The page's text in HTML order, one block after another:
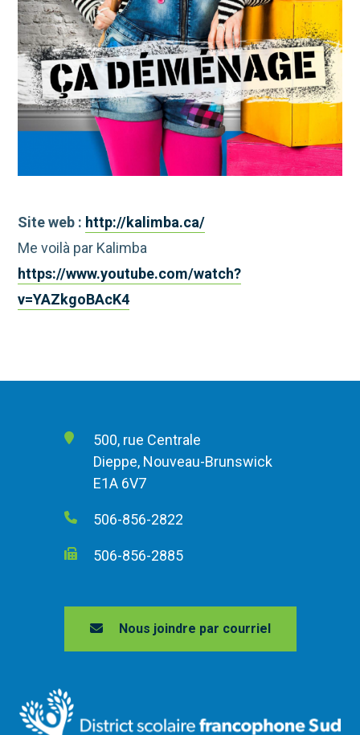
Site web : http://kalimba.ca/
Me voilà par Kalimba
https://www.youtube.com/watch?
v=YAZkgoBAcK4
500, rue Centrale
Dieppe, Nouveau-Brunswick
E1A 6V7
506-856-2822
506-856-2885
Nous joindre par courriel